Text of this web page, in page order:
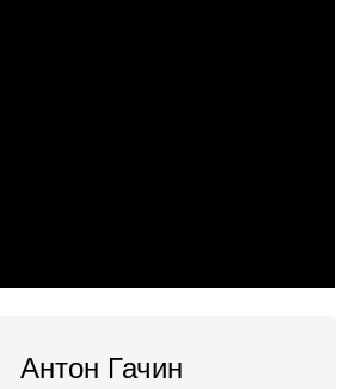
Антон Гачин